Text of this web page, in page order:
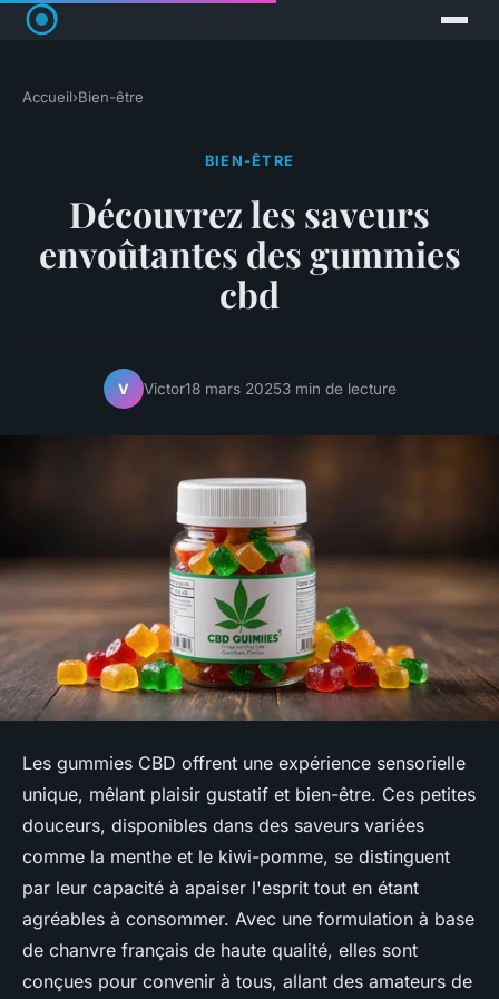
Accueil›Bien-être
BIEN-ÊTRE
Découvrez les saveurs
envoûtantes des gummies
cbd
V Victor18 mars 20253 min de lecture
Les gummies CBD offrent une expérience sensorielle
unique, mêlant plaisir gustatif et bien-être. Ces petites
douceurs, disponibles dans des saveurs variées
comme la menthe et le kiwi-pomme, se distinguent
par leur capacité à apaiser l'esprit tout en étant
agréables à consommer. Avec une formulation à base
de chanvre français de haute qualité, elles sont
conçues pour convenir à tous, allant des amateurs de